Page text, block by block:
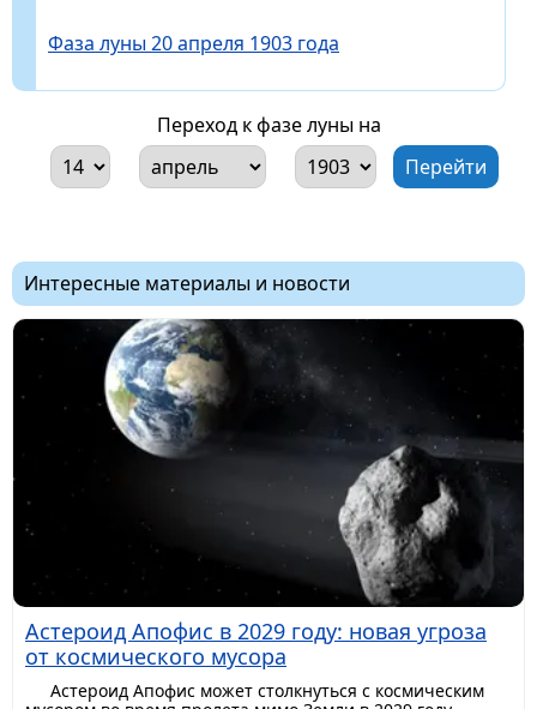
Фаза луны 20 апреля 1903 года
Переход к фазе луны на
Интересные материалы и новости
Астероид Апофис в 2029 году: новая угроза
от космического мусора
Астероид Апофис может столкнуться с космическим